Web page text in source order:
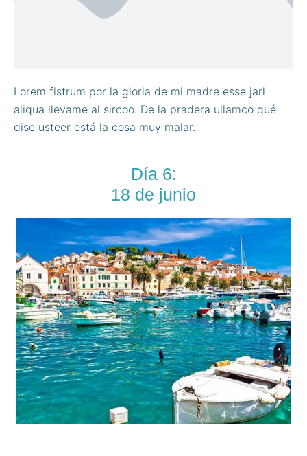
Lorem fistrum por la gloria de mi madre esse jarl
aliqua llevame al sircoo. De la pradera ullamco qué
dise usteer está la cosa muy malar.
Día 6:
18 de junio